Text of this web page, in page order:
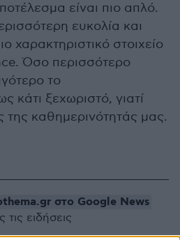
είναι πιο απλό.
ευκολία και
χαρακτηριστικό στοιχείο
Όσο περισσότερο
το
κάτι ξεχωριστό, γιατί
της καθημερινότητάς μας.
στο Google News
ειδήσεις